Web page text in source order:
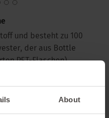
About
und besteht zu 100
der aus Bottle
PET-Flaschen)
robust und
dem Global Recycled
Stoff ist am Stück